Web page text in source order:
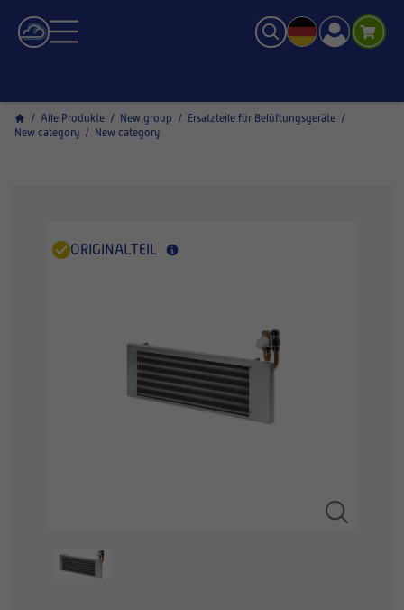
/ Alle Produkte / New group / Ersatzteile für Belüftungsgeräte /
New category / New category
ORIGINALTEIL